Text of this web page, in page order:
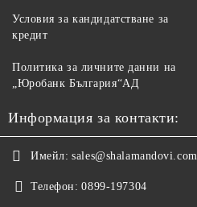
Условия за кандидатстване за
кредит
Политика за личните данни на
„Юробанк България“АД
Информация за контакти:
Имейл: sales@shalamandovi.com
Телефон: 0899-197304